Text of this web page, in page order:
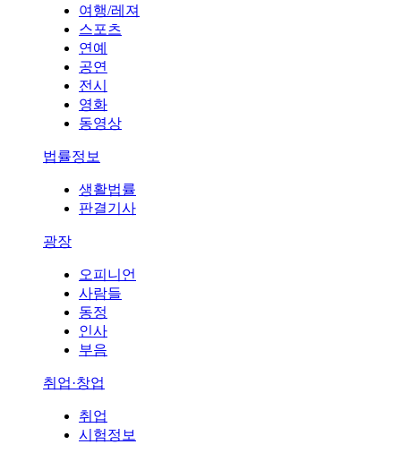
여행/레져
스포츠
연예
공연
전시
영화
동영상
법률정보
생활법률
판결기사
광장
오피니언
사람들
동정
인사
부음
취업·창업
취업
시험정보